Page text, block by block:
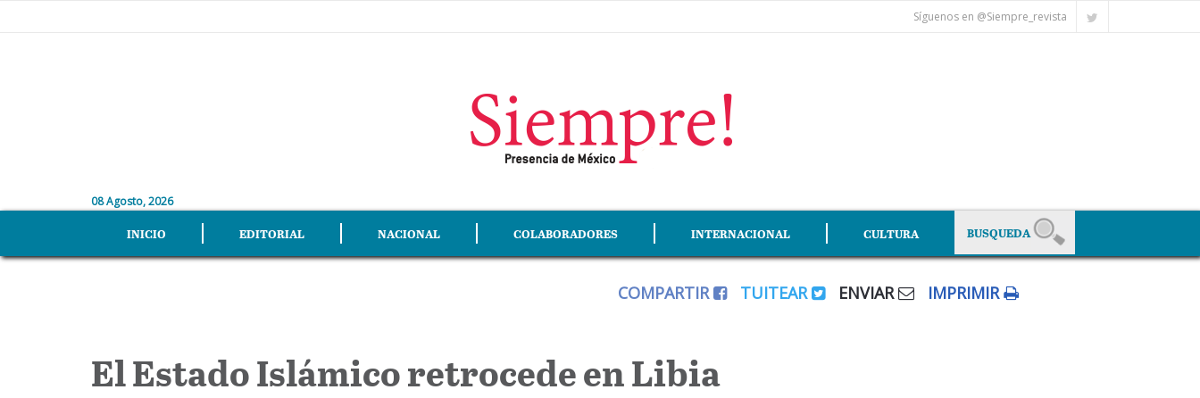
Síguenos en @Siempre_revista
08 Agosto, 2026
INICIO EDITORIAL NACIONAL COLABORADORES INTERNACIONAL CULTURA
COMPARTIR TUITEAR ENVIAR IMPRIMIR
El Estado Islámico retrocede en Libia